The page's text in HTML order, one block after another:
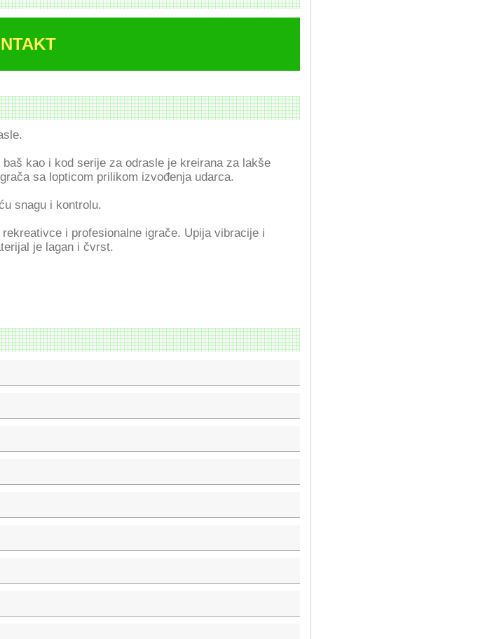
baš kao i kod serije za odrasle je kreirana za lakše
sa lopticom prilikom izvođenja udarca.
snagu i kontrolu.
i profesionalne igrače. Upija vibracije i
je lagan i čvrst.